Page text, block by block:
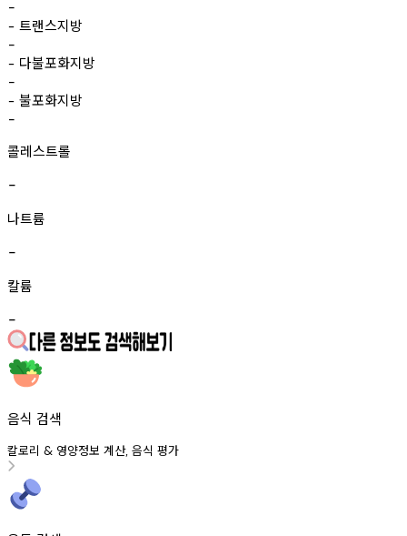
-
- 트랜스지방
-
- 다불포화지방
-
- 불포화지방
-
콜레스트롤
-
나트륨
-
칼륨
-
음식 검색
칼로리 & 영양정보 계산, 음식 평가